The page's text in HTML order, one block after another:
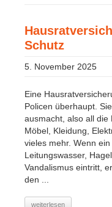
Schutz
5. November 2025
Eine
Policen überhaupt.
ausmacht, also all die
Möbel, Kleidung,
vieles mehr. Wenn
Leitungswasser,
Vandalismus eintritt,
den ...
weiterlesen